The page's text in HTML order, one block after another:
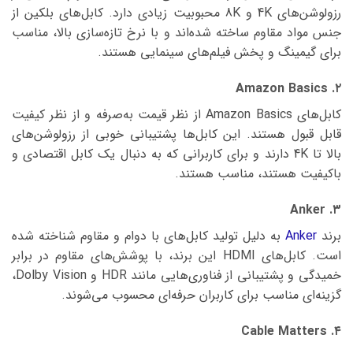
رزولوشن‌های 4K و 8K محبوبیت زیادی دارد. کابل‌های بلکین از
جنس مواد مقاوم ساخته شده‌اند و با نرخ تازه‌سازی بالا، مناسب
برای گیمینگ و پخش فیلم‌های سینمایی هستند.
۲. Amazon Basics
کابل‌های Amazon Basics از نظر قیمت به‌صرفه و از نظر کیفیت
قابل قبول هستند. این کابل‌ها پشتیبانی خوبی از رزولوشن‌های
بالا تا 4K دارند و برای کاربرانی که به دنبال یک کابل اقتصادی و
باکیفیت هستند، مناسب هستند.
۳. Anker
برند Anker به دلیل تولید کابل‌های با دوام و مقاوم شناخته شده
است. کابل‌های HDMI این برند، با پوشش‌های مقاوم در برابر
خمیدگی و پشتیبانی از فناوری‌هایی مانند HDR و Dolby Vision،
گزینه‌ای مناسب برای کاربران حرفه‌ای محسوب می‌شوند.
۴. Cable Matters